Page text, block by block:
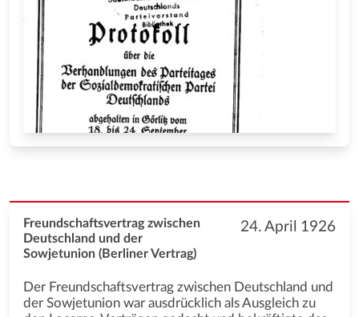
24. April 1926
Freundschaftsvertrag zwischen
Deutschland und der
Sowjetunion (Berliner Vertrag)
Der Freundschaftsvertrag zwischen Deutschland und
der Sowjetunion war ausdrücklich als Ausgleich zu